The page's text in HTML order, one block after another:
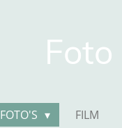
Foto
FOTO'S FILM